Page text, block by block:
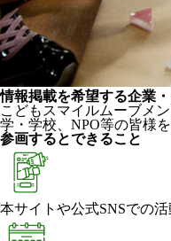
情報掲載を希望する企業
こどもスマイルムーブメ
学・学校、NPO等の皆様
参画するとできること
本サイトや公式SNSでの